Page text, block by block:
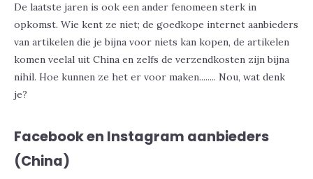
De laatste jaren is ook een ander fenomeen sterk in
opkomst. Wie kent ze niet; de goedkope internet aanbieders
van artikelen die je bijna voor niets kan kopen, de artikelen
komen veelal uit China en zelfs de verzendkosten zijn bijna
nihil. Hoe kunnen ze het er voor maken........ Nou, wat denk
je?
Facebook en Instagram aanbieders
(China)